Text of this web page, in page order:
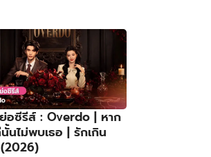
อซีรีส์ : Overdo | หาก
นไม่พบเธอ | รักเกิน